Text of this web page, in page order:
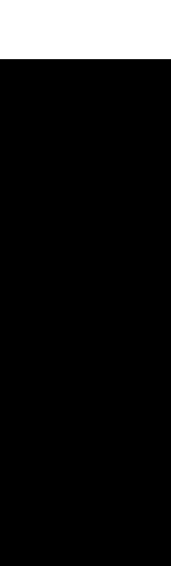
beim